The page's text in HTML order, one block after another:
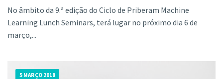
No âmbito da 9.ª edição do Ciclo de Priberam Machine
Learning Lunch Seminars, terá lugar no próximo dia 6 de
março,...
5 MARÇO 2018